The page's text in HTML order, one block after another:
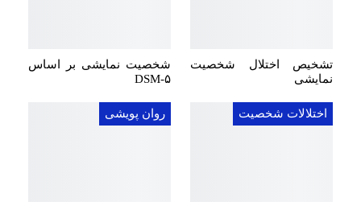
تشخیص اختلال شخصیت
نمایشی
شخصیت نمایشی بر اساس
DSM-۵
اختلالات شخصیت روان پویشی